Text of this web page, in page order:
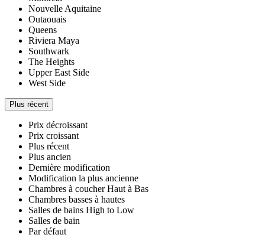
Nouvelle Aquitaine
Outaouais
Queens
Riviera Maya
Southwark
The Heights
Upper East Side
West Side
Plus récent
Prix décroissant
Prix croissant
Plus récent
Plus ancien
Dernière modification
Modification la plus ancienne
Chambres à coucher Haut à Bas
Chambres basses à hautes
Salles de bains High to Low
Salles de bain
Par défaut